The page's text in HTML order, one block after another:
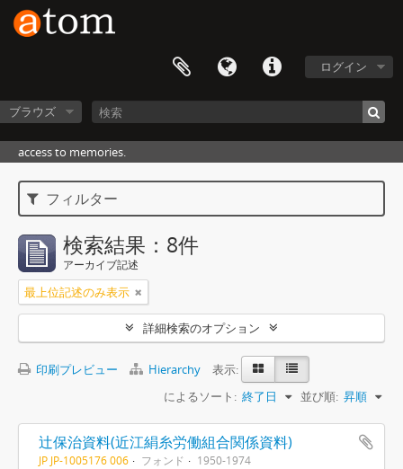
ログイン
ブラウズ
access to memories.
フィルター
検索結果：8件
アーカイブ記述
最上位記述のみ表示
詳細検索のオプション
印刷プレビュー Hierarchy
表示:
によるソート: 終了日 並び順: 昇順
辻保治資料(近江絹糸労働組合関係資料)
JP JP-1005176 006 フォンド 1950-1974